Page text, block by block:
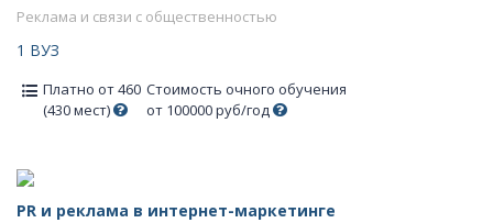
Реклама и связи с общественностью
1 ВУЗ
Платно от 460
(430 мест)
Стоимость очного обучения
от 100000 руб/год
PR и реклама в интернет-маркетинге